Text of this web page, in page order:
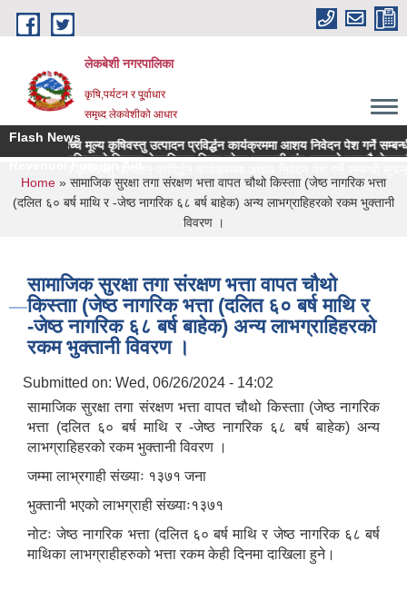
Skip to main content
लेकबेशी नगरपालिका
कृषि,पर्यटन र पू्र्वाधार
समृध्द लेकवेशीको आधार
Flash News
उच्च मूल्य कृषिवस्तु उत्पादन प्रविर्द्धन कार्यक्रममा आशय निवेदन पेश गर्ने सम्बन्धी
नगरपालिकाको नियमन क्षेत्रधिकार भित्र रहेका सहकारी संस्थाहरुको समयमै
You are here
Home » सामाजिक सुरक्षा तगा संरक्षण भत्ता वापत चौथो किस्ताा (जेष्ठ नागरिक भत्ता
(दलित ६० बर्ष माथि र -जेष्ठ नागरिक ६८ बर्ष बाहेक) अन्य लाभग्राहिहरको रकम भुक्तानी
विवरण ।
सामाजिक सुरक्षा तगा संरक्षण भत्ता वापत चौथो
किस्ताा (जेष्ठ नागरिक भत्ता (दलित ६० बर्ष माथि र
-जेष्ठ नागरिक ६८ बर्ष बाहेक) अन्य लाभग्राहिहरको
रकम भुक्तानी विवरण ।
Submitted on: Wed, 06/26/2024 - 14:02
सामाजिक सुरक्षा तगा संरक्षण भत्ता वापत चौथो किस्ताा (जेष्ठ नागरिक
भत्ता (दलित ६० बर्ष माथि र -जेष्ठ नागरिक ६८ बर्ष बाहेक) अन्य
लाभग्राहिहरको रकम भुक्तानी विवरण ।
जम्मा लाभ्रगाही संख्याः १३७१ जना
भुक्तानी भएको लाभग्राही संख्याः१३७१
नोटः जेष्ठ नागरिक भत्ता (दलित ६० बर्ष माथि र जेष्ठ नागरिक ६८ बर्ष
माथिका लाभग्राहीहरुको भत्ता रकम केही दिनमा दाखिला हुने।